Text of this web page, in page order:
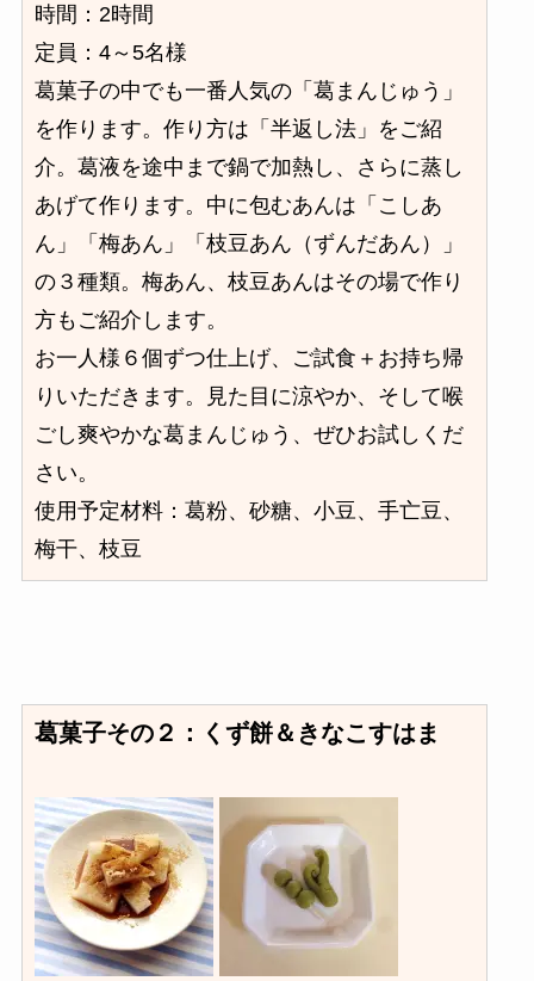
時間：2時間
定員：4～5名様
葛菓子の中でも一番人気の「葛まんじゅう」
を作ります。作り方は「半返し法」をご紹
介。葛液を途中まで鍋で加熱し、さらに蒸し
あげて作ります。中に包むあんは「こしあ
ん」「梅あん」「枝豆あん（ずんだあん）」
の３種類。梅あん、枝豆あんはその場で作り
方もご紹介します。
お一人様６個ずつ仕上げ、ご試食＋お持ち帰
りいただきます。見た目に涼やか、そして喉
ごし爽やかな葛まんじゅう、ぜひお試しくだ
さい。
使用予定材料：葛粉、砂糖、小豆、手亡豆、
梅干、枝豆
葛菓子その２：くず餅＆きなこすはま